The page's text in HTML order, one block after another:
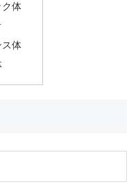
ク体
ス体